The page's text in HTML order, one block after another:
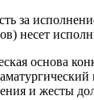
за
несет
основа
и жесты